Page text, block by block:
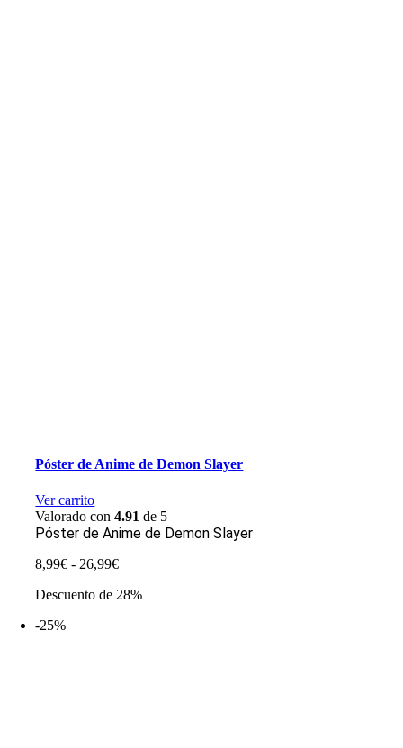
Póster de Anime de Demon Slayer
Ver carrito
Valorado con4.91 de 5
Póster de Anime de Demon Slayer
8,99€ - 26,99€Rango
precios:
Descuento de 28%
-25%